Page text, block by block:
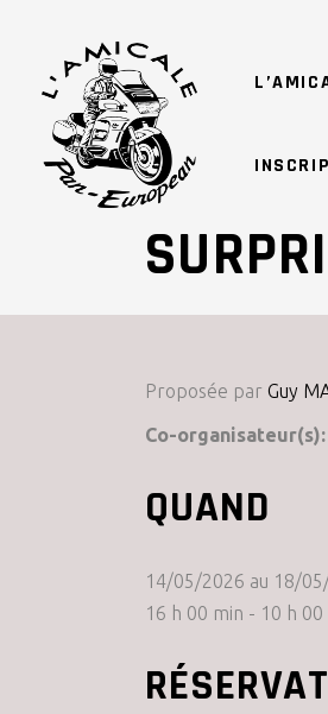
Proposée par Guy
Co-organisateur(s):
QUAND
14/05/2026 au 18/
16 h 00 min - 10 h 00